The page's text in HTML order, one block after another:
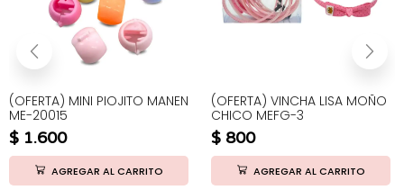
(OFERTA) MINI PIOJITO MANEN
ME-20015
$ 1.600
AGREGAR AL CARRITO
(OFERTA) VINCHA LISA MOÑO
CHICO MEFG-3
$ 800
AGREGAR AL CARRITO